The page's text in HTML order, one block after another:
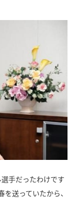
手だったわけです
送っていたから、